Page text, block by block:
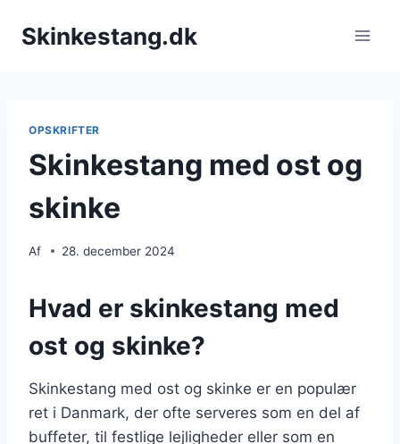
Skinkestang.dk
OPSKRIFTER
Skinkestang med ost og
skinke
Af 28. december 2024
Hvad er skinkestang med
ost og skinke?
Skinkestang med ost og skinke er en populær
ret i Danmark, der ofte serveres som en del af
buffeter, til festlige lejligheder eller som en